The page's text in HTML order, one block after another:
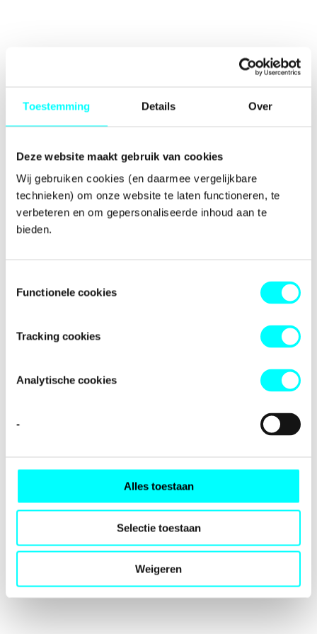
Toestemming Details Over
Deze website maakt gebruik van cookies
Wij gebruiken cookies (en daarmee vergelijkbare
technieken) om onze website te laten functioneren, te
verbeteren en om gepersonaliseerde inhoud aan te
bieden.
Functionele cookies
Tracking cookies
Analytische cookies
-
Alles toestaan
Selectie toestaan
Weigeren
-side exception has occurred while
browser consolefor